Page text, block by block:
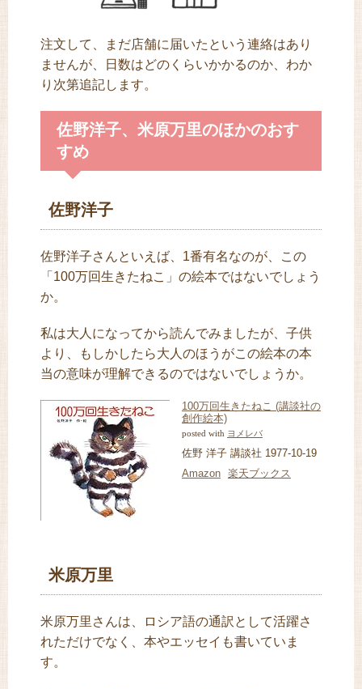
注文して、まだ店舗に届いたという連絡はあり
ませんが、日数はどのくらいかかるのか、わか
り次第追記します。
佐野洋子、米原万里のほかのおす
すめ
佐野洋子
佐野洋子さんといえば、1番有名なのが、この
「100万回生きたねこ」の絵本ではないでしょう
か。
私は大人になってから読んでみましたが、子供
より、もしかしたら大人のほうがこの絵本の本
当の意味が理解できるのではないでしょうか。
100万回生きたねこ (講談社の
創作絵本)
posted with ヨメレバ
佐野 洋子 講談社 1977-10-19
Amazon 楽天ブックス
米原万里
米原万里さんは、ロシア語の通訳として活躍さ
れただけでなく、本やエッセイも書いていま
す。